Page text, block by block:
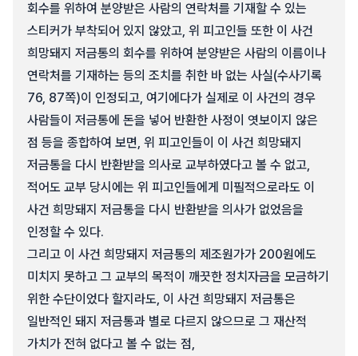
회수를 위하여 분양받은 사람의 연락처를 기재할 수 있는
스티커가 부착되어 있지 않았고, 위 피고인들 또한 이 사건
희망돼지 저금통의 회수를 위하여 분양받은 사람의 이름이나
연락처를 기재하는 등의 조치를 취한 바 없는 사실(수사기록
76, 87쪽)이 인정되고, 여기에다가 실제로 이 사건의 경우
사람들이 저금통에 돈을 넣어 반환한 사정이 엿보이지 않은
점 등을 종합하여 보면, 위 피고인들이 이 사건 희망돼지
저금통을 다시 반환받을 의사로 교부하였다고 볼 수 없고,
적어도 교부 당시에는 위 피고인들에게 미필적으로라도 이
사건 희망돼지 저금통을 다시 반환받을 의사가 없었음을
인정할 수 있다.
그리고 이 사건 희망돼지 저금통의 제조원가가 200원에도
미치지 못하고 그 교부의 목적이 깨끗한 정치자금을 모금하기
위한 수단이었다 할지라도, 이 사건 희망돼지 저금통은
일반적인 돼지 저금통과 별로 다르지 않으므로 그 재산적
가치가 전혀 없다고 볼 수 없는 점,